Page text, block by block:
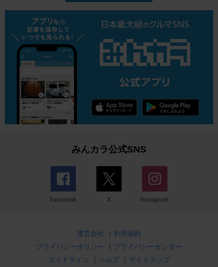
みんカラ公式SNS
Facebook X Instagram
運営会社 | 利用規約
プライバシーポリシー
| プライバシーセンター
ガイドライン
| ヘルプ | サイトマップ